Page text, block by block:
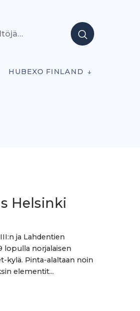
HUBEXO FINLAND
Helsinki
ja Lahdentien
lopulla norjalaisen
kylä. Pinta-alaltaan noin
elementit...